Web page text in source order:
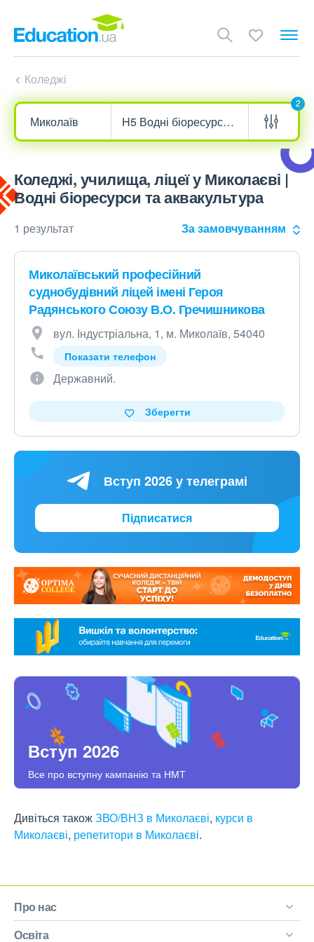
Коледжі
2
Коледжі, училища, ліцеї у Миколаєві |
Водні біоресурси та аквакультура
1 результат За замовчуванням
Миколаївський професійний
суднобудівний ліцей імені Героя
Радянського Союзу В.О. Гречишникова
вул. Індустріальна, 1, м. Миколаїв, 54040
Показати телефон
Державний.
Зберегти
Вступ 2026 у телеграмі
Підписатися
Вступ 2026
Все про вступну кампанію та НМТ
Дивіться такожЗВО/ВНЗ в Миколаєві, курси в
Миколаєві, репетитори в Миколаєві.
Про нас
Освіта